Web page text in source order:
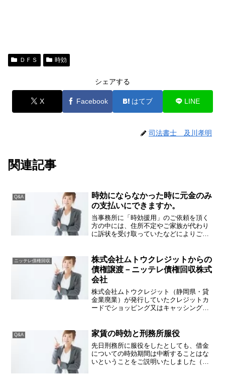
ＤＦＳ 時効
シェアする
X Facebook はてブ LINE
司法書士 及川孝明
関連記事
Q&A
時効にならなかった時に元金のみ
の支払いにできますか。
当事務所に「時効援用」のご依頼を頂く
方の中には、住所不定やご家族が代わり
に訴状を受け取っていたなどによりご自
す。「時効援用」ができない以上、別の
方法で借金解決を模索する必...
ニッテレ債権回収
株式会社ムトウクレジットからの
債権譲渡－ニッテレ債権回収株式
会社
株式会社ムトウクレジット（静岡県・貸
金業廃業）が発行していたクレジットカ
ードでショッピング又はキャッシングを
とがあります。株式会社ムトウクレジッ
トは、過払い金返還請求な...
Q&A 家賃の時効と刑務所服役
先日刑務所に服役をしたとしても、借金
についての時効期間は中断することはな
いということをご説明いたしました（詳